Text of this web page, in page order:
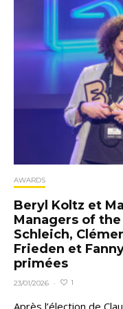
AWARDS
Beryl Koltz et
Managers of
Schleich,
Frieden et
primées
23/01/2026 · 1
Après l’élection de